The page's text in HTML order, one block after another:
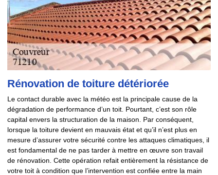
Rénovation de toiture détériorée
Le contact durable avec la météo est la principale cause de la
dégradation de performance d’un toit. Pourtant, c’est son rôle
capital envers la structuration de la maison. Par conséquent,
lorsque la toiture devient en mauvais état et qu’il n’est plus en
mesure d’assurer votre sécurité contre les attaques climatiques, il
est fondamental de ne pas tarder à mettre en œuvre son travail
de rénovation. Cette opération refait entièrement la résistance de
votre toit à condition que l’intervention est confiée entre la main